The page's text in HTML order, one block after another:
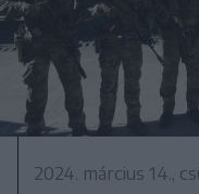
2024. március 14.,